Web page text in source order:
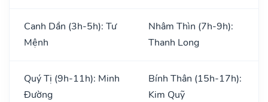
Canh Dần (3h-5h): Tư
Mệnh
Nhâm Thìn (7h-9h):
Thanh Long
Quý Tị (9h-11h): Minh
Đường
Bính Thân (15h-17h):
Kim Quỹ